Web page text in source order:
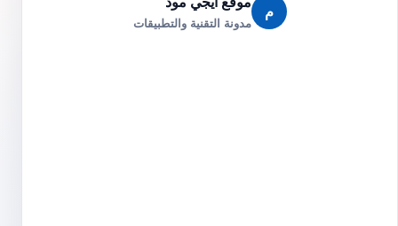
م
مدونة التقنية والتطبيقات